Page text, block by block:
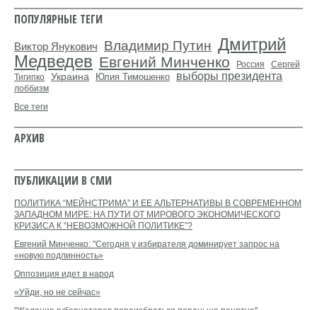
ПОПУЛЯРНЫЕ ТЕГИ
Виктор Янукович Владимир Путин Дмитрий
Медведев Евгений Минченко Россия
Сергей
Тигипко
Украина Юлия Тимошенко выборы президента
лоббизм
Все теги
АРХИВ
ПУБЛИКАЦИИ В СМИ
ПОЛИТИКА “МЕЙНСТРИМА” И ЕЕ АЛЬТЕРНАТИВЫ В СОВРЕМЕННОМ
ЗАПАДНОМ МИРЕ: НА ПУТИ ОТ МИРОВОГО ЭКОНОМИЧЕСКОГО
КРИЗИСА К “НЕВОЗМОЖНОЙ ПОЛИТИКЕ”?
Евгений Минченко: "Сегодня у избирателя доминирует запрос на
«новую подлинность»
Оппозиция идет в народ
«Уйди, но не сейчас»